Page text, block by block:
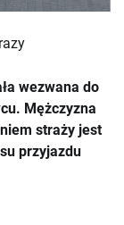
wezwana do
Mężczyzna
straży jest
przyjazdu